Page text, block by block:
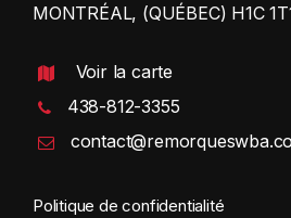
MONTRÉAL, (QUÉBEC) H1C
Voir la carte
438-812-3355
Politique de confidentialité